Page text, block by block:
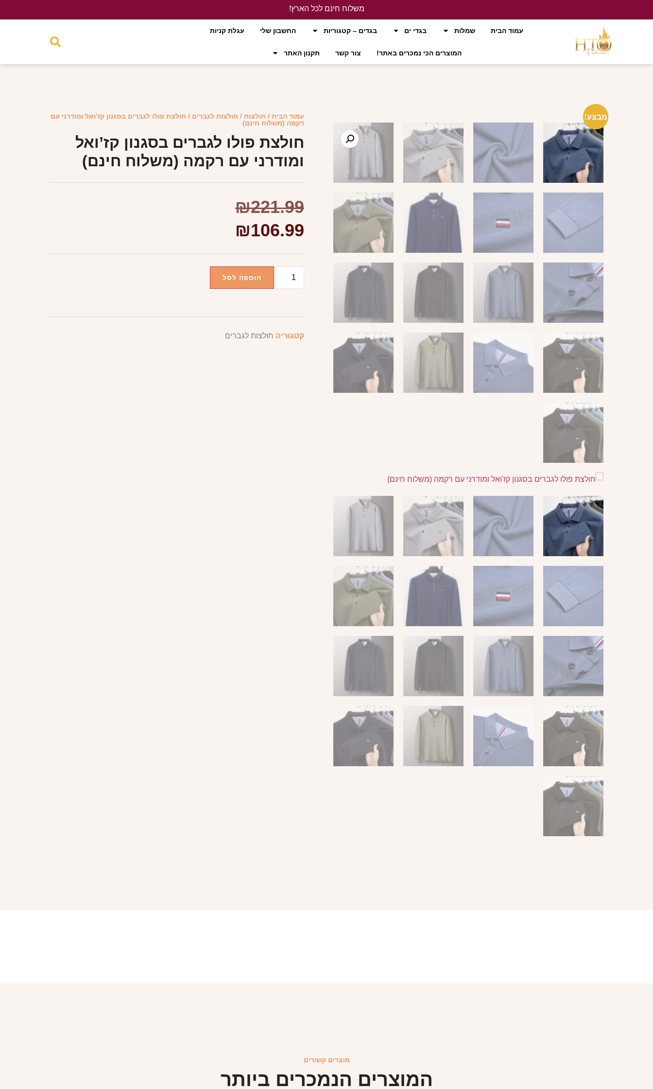
משלוח חינם לכל הארץ!
עמוד הבית
שמלות בגדי ים בגדים – קטגוריות החשבון שלי עגלת קניות
המוצרים הכי נמכרים באתר! צור קשר תקנון האתר
מבצע! עמוד הבית / חולצות / חולצות לגברים / חולצת פולו לגברים בסגנון קז’ואל ומודרני עם
רקמה (משלוח חינם)
חולצת פולו לגברים בסגנון קז’ואל
ומודרני עם רקמה (משלוח חינם)
₪221.99
₪106.99
הוספה לסל
קטגוריה חולצות לגברים
מוצרים קשורים
המוצרים הנמכרים ביותר